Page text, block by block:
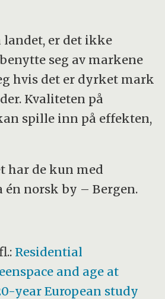
landet, er det ikke
seg av markene
hvis det er dyrket mark
Kvaliteten på
spille inn på effekten,
har de kun med
norsk by – Bergen.
Residential
and age at
year European study